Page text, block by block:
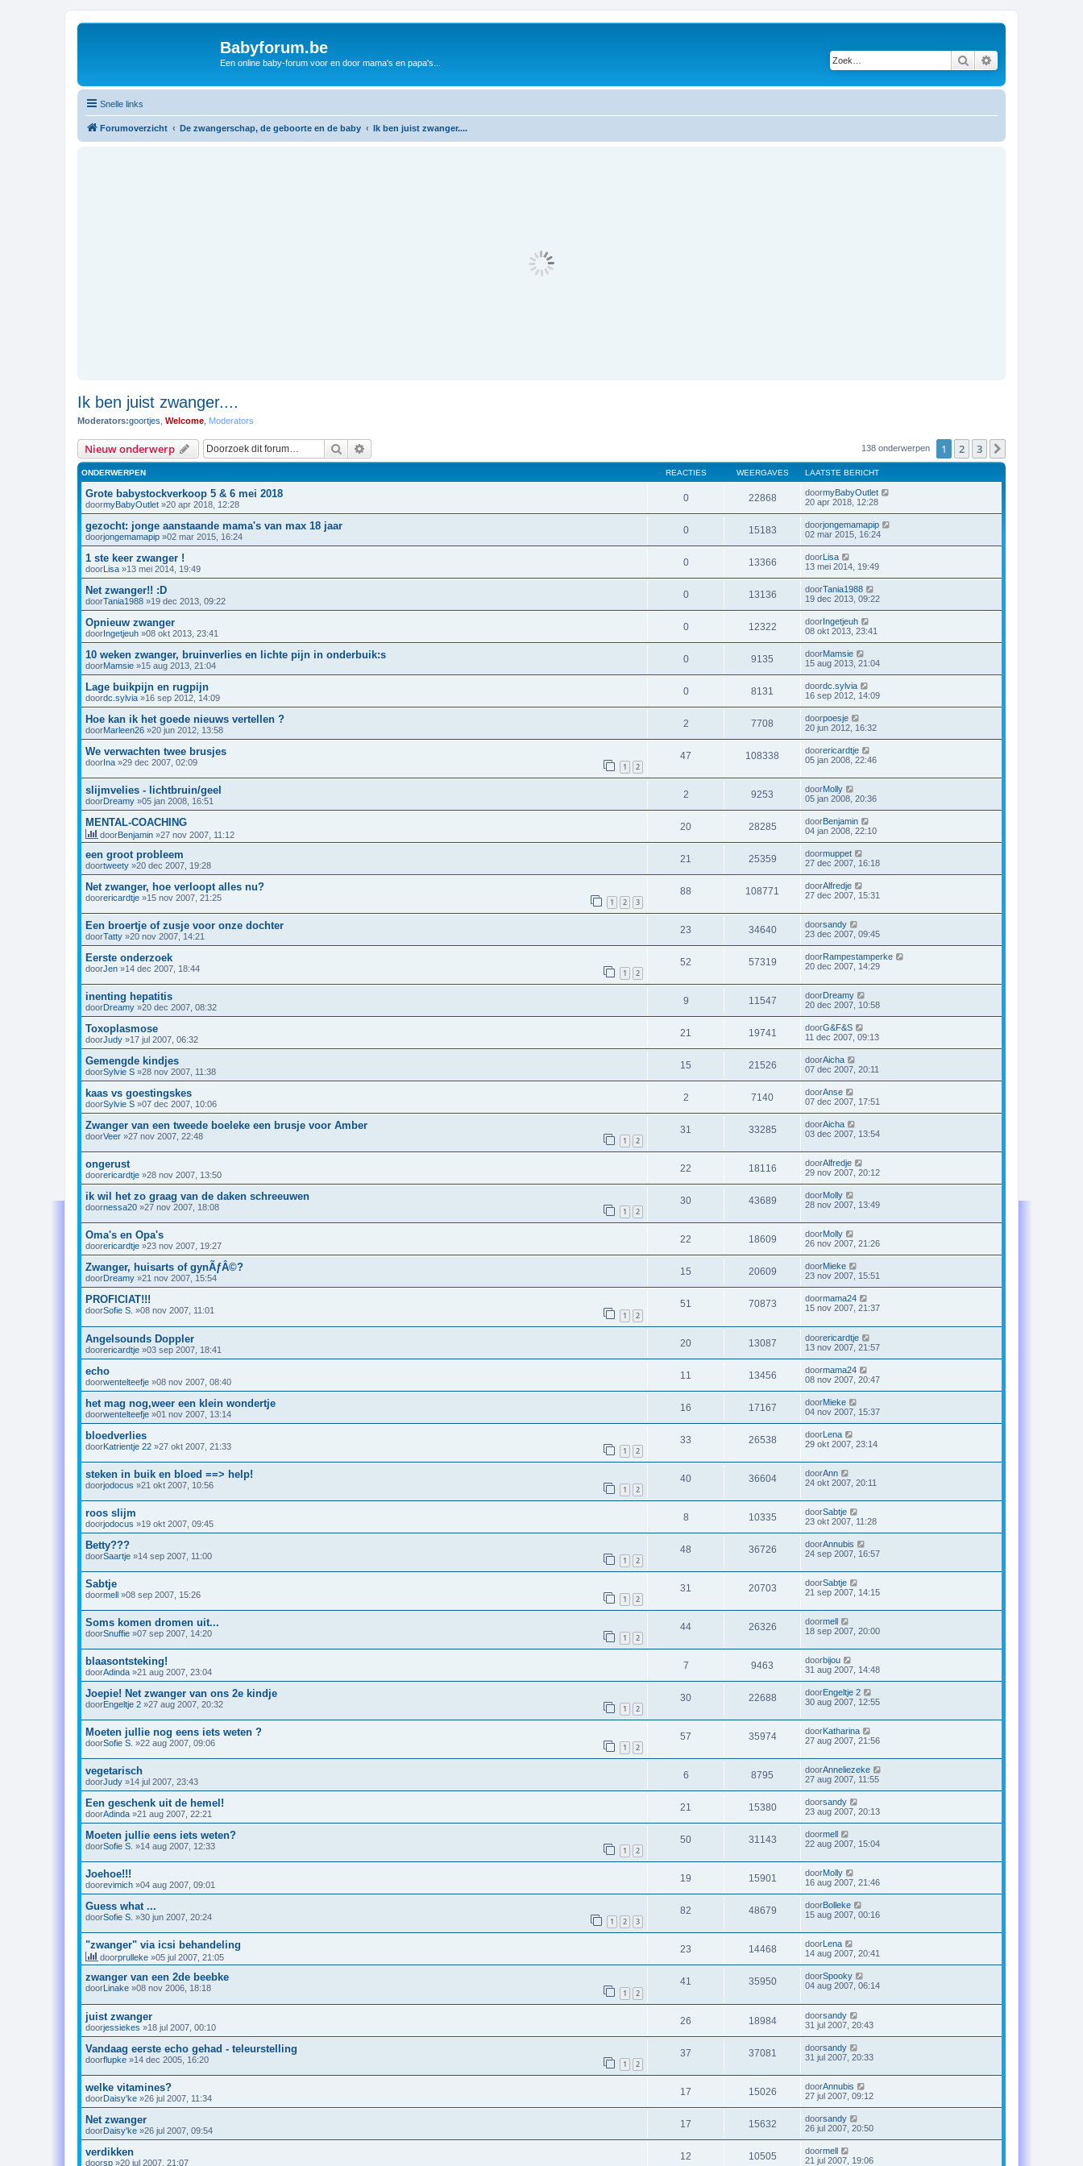
Babyforum.be
Een online baby-forum voor en door mama's en papa's... Zoek
Snelle links
Forumoverzicht De zwangerschap, de geboorte en de baby Ik ben juist zwanger....
Ik ben juist zwanger....
Moderators:goortjes Welcome Moderators
Nieuw onderwerp Zoek 138 onderwerpen 1 2 3
ONDERWERPEN REACTIES WEERGAVES LAATSTE BERICHT
Grote babystockverkoop 5 & 6 mei 2018
doormyBabyOutlet »20 apr 2018, 12:28
0 22868 doormyBabyOutlet
20 apr 2018, 12:28
gezocht: jonge aanstaande mama's van max 18 jaar
doorjongemamapip »02 mar 2015, 16:24
0 15183 doorjongemamapip
02 mar 2015, 16:24
1 ste keer zwanger !
doorLisa »13 mei 2014, 19:49
0 13366 doorLisa
13 mei 2014, 19:49
Net zwanger!! :D
doorTania1988 »19 dec 2013, 09:22
0 13136 doorTania1988
19 dec 2013, 09:22
Opnieuw zwanger
doorIngetjeuh »08 okt 2013, 23:41
0 12322 doorIngetjeuh
08 okt 2013, 23:41
10 weken zwanger, bruinverlies en lichte pijn in onderbuik:s
doorMamsie »15 aug 2013, 21:04
0 9135 doorMamsie
15 aug 2013, 21:04
Lage buikpijn en rugpijn
doordc.sylvia »16 sep 2012, 14:09
0 8131 doordc.sylvia
16 sep 2012, 14:09
Hoe kan ik het goede nieuws vertellen ?
doorMarleen26 »20 jun 2012, 13:58
2 7708 doorpoesje
20 jun 2012, 16:32
We verwachten twee brusjes
doorIna »29 dec 2007, 02:09 1 2
47 108338 doorericardtje
05 jan 2008, 22:46
slijmvelies - lichtbruin/geel
doorDreamy »05 jan 2008, 16:51
2 9253 doorMolly
05 jan 2008, 20:36
MENTAL-COACHING
doorBenjamin »27 nov 2007, 11:12
20 28285 doorBenjamin
04 jan 2008, 22:10
een groot probleem
doortweety »20 dec 2007, 19:28
21 25359 doormuppet
27 dec 2007, 16:18
Net zwanger, hoe verloopt alles nu?
doorericardtje »15 nov 2007, 21:25 1 2 3
88 108771 doorAlfredje
27 dec 2007, 15:31
Een broertje of zusje voor onze dochter
doorTatty »20 nov 2007, 14:21
23 34640 doorsandy
23 dec 2007, 09:45
Eerste onderzoek
doorJen »14 dec 2007, 18:44 1 2
52 57319 doorRampestamperke
20 dec 2007, 14:29
inenting hepatitis
doorDreamy »20 dec 2007, 08:32
9 11547 doorDreamy
20 dec 2007, 10:58
Toxoplasmose
doorJudy »17 jul 2007, 06:32
21 19741 doorG&F&S
11 dec 2007, 09:13
Gemengde kindjes
doorSylvie S »28 nov 2007, 11:38
15 21526 doorAicha
07 dec 2007, 20:11
kaas vs goestingskes
doorSylvie S »07 dec 2007, 10:06
2 7140 doorAnse
07 dec 2007, 17:51
Zwanger van een tweede boeleke een brusje voor Amber
doorVeer »27 nov 2007, 22:48 1 2
31 33285 doorAicha
03 dec 2007, 13:54
ongerust
doorericardtje »28 nov 2007, 13:50
22 18116 doorAlfredje
29 nov 2007, 20:12
ik wil het zo graag van de daken schreeuwen
doornessa20 »27 nov 2007, 18:08 1 2
30 43689 doorMolly
28 nov 2007, 13:49
Oma's en Opa's
doorericardtje »23 nov 2007, 19:27
22 18609 doorMolly
26 nov 2007, 21:26
Zwanger, huisarts of gynÃƒÂ©?
doorDreamy »21 nov 2007, 15:54
15 20609 doorMieke
23 nov 2007, 15:51
PROFICIAT!!!
doorSofie S. »08 nov 2007, 11:01 1 2
51 70873 doormama24
15 nov 2007, 21:37
Angelsounds Doppler
doorericardtje »03 sep 2007, 18:41
20 13087 doorericardtje
13 nov 2007, 21:57
echo
doorwentelteefje »08 nov 2007, 08:40
11 13456 doormama24
08 nov 2007, 20:47
het mag nog,weer een klein wondertje
doorwentelteefje »01 nov 2007, 13:14
16 17167 doorMieke
04 nov 2007, 15:37
bloedverlies
doorKatrientje 22 »27 okt 2007, 21:33 1 2
33 26538 doorLena
29 okt 2007, 23:14
steken in buik en bloed ==> help!
doorjodocus »21 okt 2007, 10:56 1 2
40 36604 doorAnn
24 okt 2007, 20:11
roos slijm
doorjodocus »19 okt 2007, 09:45
8 10335 doorSabtje
23 okt 2007, 11:28
Betty???
doorSaartje »14 sep 2007, 11:00 1 2
48 36726 doorAnnubis
24 sep 2007, 16:57
Sabtje
doormell »08 sep 2007, 15:26 1 2
31 20703 doorSabtje
21 sep 2007, 14:15
Soms komen dromen uit...
doorSnuffie »07 sep 2007, 14:20 1 2
44 26326 doormell
18 sep 2007, 20:00
blaasontsteking!
doorAdinda »21 aug 2007, 23:04
7 9463 doorbijou
31 aug 2007, 14:48
Joepie! Net zwanger van ons 2e kindje
doorEngeltje 2 »27 aug 2007, 20:32 1 2
30 22688 doorEngeltje 2
30 aug 2007, 12:55
Moeten jullie nog eens iets weten ?
doorSofie S. »22 aug 2007, 09:06 1 2
57 35974 doorKatharina
27 aug 2007, 21:56
vegetarisch
doorJudy »14 jul 2007, 23:43
6 8795 doorAnneliezeke
27 aug 2007, 11:55
Een geschenk uit de hemel!
doorAdinda »21 aug 2007, 22:21
21 15380 doorsandy
23 aug 2007, 20:13
Moeten jullie eens iets weten?
doorSofie S. »14 aug 2007, 12:33 1 2
50 31143 doormell
22 aug 2007, 15:04
Joehoe!!!
doorevimich »04 aug 2007, 09:01
19 15901 doorMolly
16 aug 2007, 21:46
Guess what ...
doorSofie S. »30 jun 2007, 20:24 1 2 3
82 48679 doorBolleke
15 aug 2007, 00:16
"zwanger" via icsi behandeling
doorprulleke »05 jul 2007, 21:05
23 14468 doorLena
14 aug 2007, 20:41
zwanger van een 2de beebke
doorLinake »08 nov 2006, 18:18 1 2
41 35950 doorSpooky
04 aug 2007, 06:14
juist zwanger
doorjessiekes »18 jul 2007, 00:10
26 18984 doorsandy
31 jul 2007, 20:43
Vandaag eerste echo gehad - teleurstelling
doorflupke »14 dec 2005, 16:20 1 2
37 37081 doorsandy
31 jul 2007, 20:33
welke vitamines?
doorDaisy'ke »26 jul 2007, 11:34
17 15026 doorAnnubis
27 jul 2007, 09:12
Net zwanger
doorDaisy'ke »26 jul 2007, 09:54
17 15632 doorsandy
26 jul 2007, 20:50
verdikken
doorsp »20 jul 2007, 21:07
12 10505 doormell
21 jul 2007, 19:06